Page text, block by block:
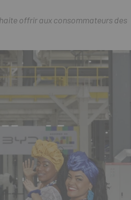
offrir aux consommateurs des